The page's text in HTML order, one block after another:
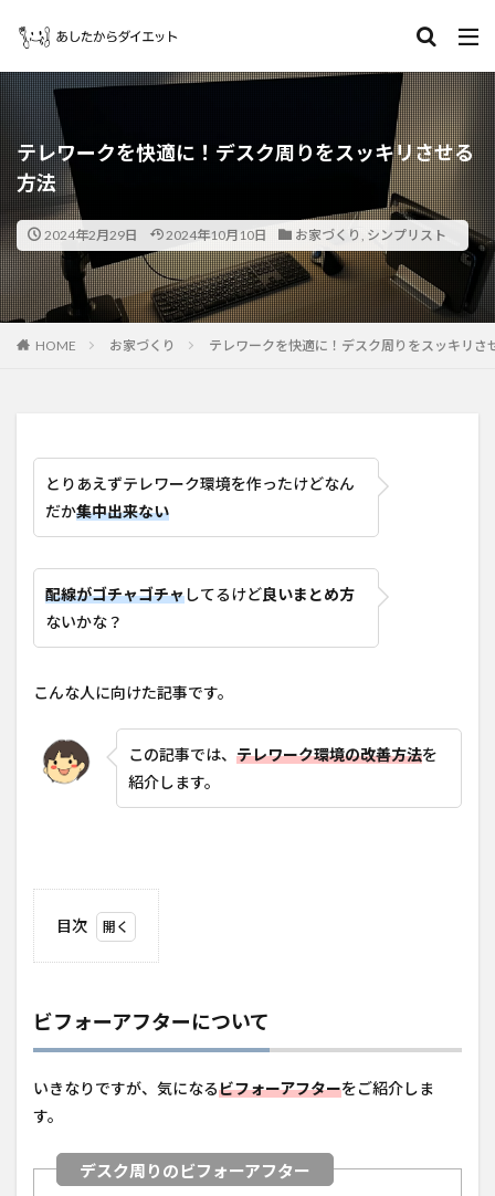
テレワークを快適に！デスク周りをスッキリさせる
方法
2024年2月29日 2024年10月10日 お家づくり , シンプリスト
HOME お家づくり テレワークを快適に！デスク周りをスッキリさ
とりあえずテレワーク環境を作ったけどなん
だか集中出来ない
配線がゴチャゴチャしてるけど良いまとめ方
ないかな？
こんな人に向けた記事です。
この記事では、 テレワーク環境の改善方法を
紹介します。
目次
アフ
ター
につ
をす
っき
ビフォーアフターについて
いきなりですが、気になるビフォーアフターをご紹介しま
す。